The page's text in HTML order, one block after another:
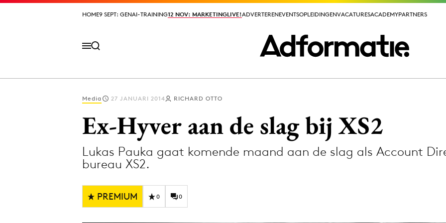
HOME9 SEPT: GENAI-TRAINING12 NOV: MARKETINGLIVE!ADVERTERENEVENTSOPLEIDINGENVACATURESACADEMYPARTNERS
HOME9 SEPT: GENAI-TRAINING12 NOV: MARKETINGLIVE!ADVERTERENEVENTSOPLEIDINGENVACATURESACADEMYPARTNERS
Digital transformation
Diversiteit
Media 27 JANUARI 2014 RICHARD OTTO
Ex-Hyver aan de slag bij XS2
Lukas Pauka gaat komende maand aan de slag als Account
bureau XS2.
PREMIUM 0 0